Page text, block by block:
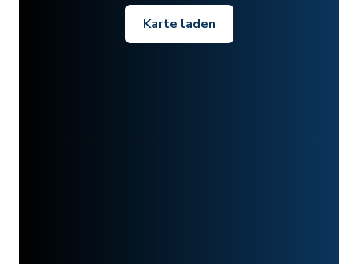
Karte laden